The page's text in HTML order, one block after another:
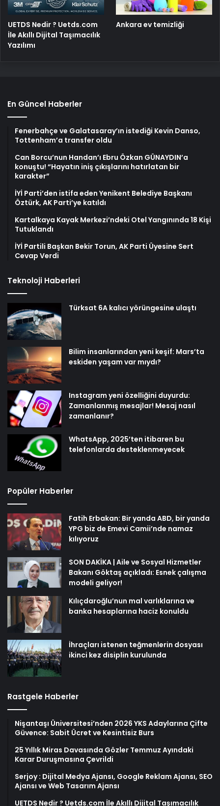
UETDS Nedir ? Uetds.com
İle Akıllı Dijital Taşımacılık
Yazılımı
Ankara ev temizliği
En Güncel Haberler
Fenerbahçe ve Galatasaray’ın istediği Kevin Danso,
Tottenham’a transfer oldu
Can Borcu’nun Handan’ı Ebru Özkan GÜNAYDIN’a
konuştu! “Hayatın iniş çıkışlarını hatırlatan bir
karakter”
İYİ Parti’den istifa eden Yenikent Belediye Başkanı
Öztürk, AK Parti’ye katıldı
Kartalkaya Kayak Merkezi’ndeki Otel Yangınında 18 Kişi
Tutuklandı
İYİ Partili Başkan Bekir Torun, AK Parti Üyesine Sert
Cevap Verdi
Teknoloji Haberleri
Türksat 6A kalıcı yörüngesine ulaştı
Bilim insanlarından yeni keşif: Mars’ta
eskiden yaşam var mıydı?
Instagram yeni özelliğini duyurdu:
Zamanlanmış mesajlar! Mesaj nasıl
zamanlanır?
WhatsApp, 2025’ten itibaren bu
telefonlarda desteklenmeyecek
Popüler Haberler
Fatih Erbakan: Bir yanda ABD, bir yanda
YPG biz de Emevi Camii’nde namaz
kılıyoruz
SON DAKİKA | Aile ve Sosyal Hizmetler
Bakanı Göktaş açıkladı: Esnek çalışma
modeli geliyor!
Kılıçdaroğlu’nun mal varlıklarına ve
banka hesaplarına haciz konuldu
İhraçları istenen teğmenlerin dosyası
ikinci kez disiplin kurulunda
Rastgele Haberler
Nişantaşı Üniversitesi’nden 2026 YKS Adaylarına Çifte
Güvence: Sabit Ücret ve Kesintisiz Burs
25 Yıllık Miras Davasında Gözler Temmuz Ayındaki
Karar Duruşmasına Çevrildi
Serjoy : Dijital Medya Ajansı, Google Reklam Ajansı, SEO
Ajansı ve Web Tasarım Ajansı
UETDS Nedir ? Uetds.com İle Akıllı Dijital Taşımacılık